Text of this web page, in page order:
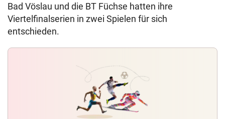
Bad Vöslau und die BT Füchse hatten ihre
Viertelfinalserien in zwei Spielen für sich
entschieden.